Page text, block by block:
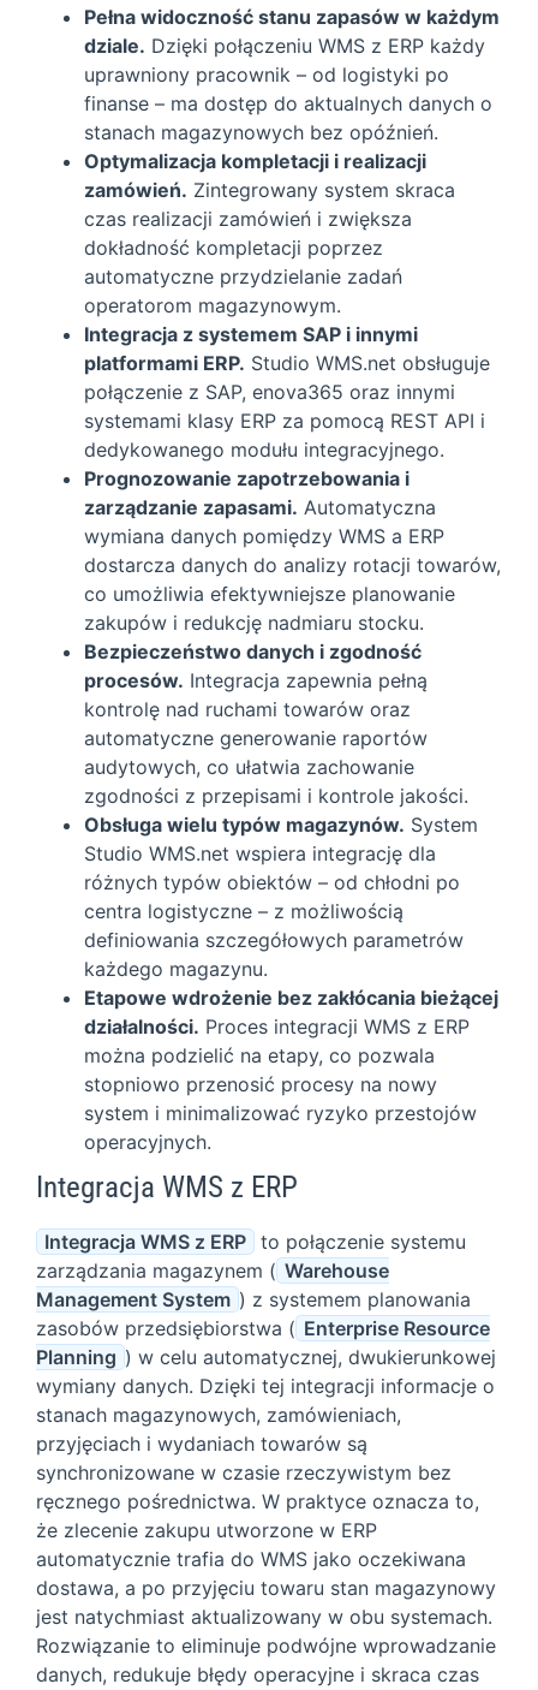
Pełna widoczność stanu zapasów w każdym
dziale. Dzięki połączeniu WMS z ERP każdy
uprawniony pracownik – od logistyki po
finanse – ma dostęp do aktualnych danych o
stanach magazynowych bez opóźnień.
Optymalizacja kompletacji i realizacji
zamówień. Zintegrowany system skraca
czas realizacji zamówień i zwiększa
dokładność kompletacji poprzez
automatyczne przydzielanie zadań
operatorom magazynowym.
Integracja z systemem SAP i innymi
platformami ERP. Studio WMS.net obsługuje
połączenie z SAP, enova365 oraz innymi
systemami klasy ERP za pomocą REST API i
dedykowanego modułu integracyjnego.
Prognozowanie zapotrzebowania i
zarządzanie zapasami. Automatyczna
wymiana danych pomiędzy WMS a ERP
dostarcza danych do analizy rotacji towarów,
co umożliwia efektywniejsze planowanie
zakupów i redukcję nadmiaru stocku.
Bezpieczeństwo danych i zgodność
procesów. Integracja zapewnia pełną
kontrolę nad ruchami towarów oraz
automatyczne generowanie raportów
audytowych, co ułatwia zachowanie
zgodności z przepisami i kontrole jakości.
Obsługa wielu typów magazynów. System
Studio WMS.net wspiera integrację dla
różnych typów obiektów – od chłodni po
centra logistyczne – z możliwością
definiowania szczegółowych parametrów
każdego magazynu.
Etapowe wdrożenie bez zakłócania bieżącej
działalności. Proces integracji WMS z ERP
można podzielić na etapy, co pozwala
stopniowo przenosić procesy na nowy
system i minimalizować ryzyko przestojów
operacyjnych.
Integracja WMS z ERP
Integracja WMS z ERP to połączenie systemu
zarządzania magazynem ( Warehouse
Management System ) z systemem planowania
zasobów przedsiębiorstwa ( Enterprise Resource
Planning ) w celu automatycznej, dwukierunkowej
wymiany danych. Dzięki tej integracji informacje o
stanach magazynowych, zamówieniach,
przyjęciach i wydaniach towarów są
synchronizowane w czasie rzeczywistym bez
ręcznego pośrednictwa. W praktyce oznacza to,
że zlecenie zakupu utworzone w ERP
automatycznie trafia do WMS jako oczekiwana
dostawa, a po przyjęciu towaru stan magazynowy
jest natychmiast aktualizowany w obu systemach.
Rozwiązanie to eliminuje podwójne wprowadzanie
danych, redukuje błędy operacyjne i skraca czas